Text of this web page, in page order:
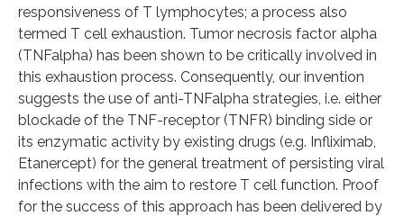
responsiveness of T lymphocytes; a process also
termed T cell exhaustion. Tumor necrosis factor alpha
(TNFalpha) has been shown to be critically involved in
this exhaustion process. Consequently, our invention
suggests the use of anti-TNFalpha strategies, i.e. either
blockade of the TNF-receptor (TNFR) binding side or
its enzymatic activity by existing drugs (e.g. Infliximab,
Etanercept) for the general treatment of persisting viral
infections with the aim to restore T cell function. Proof
for the success of this approach has been delivered by